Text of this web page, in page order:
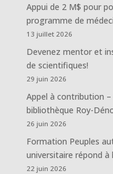
Appui de 2 M$ pour
programme de
13 juillet 2026
Devenez mentor et
de scientifiques!
29 juin 2026
Appel à contribution
bibliothèque Roy-
26 juin 2026
Formation Peuples
universitaire répond à
22 juin 2026